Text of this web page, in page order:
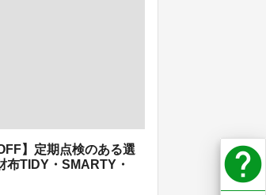
】定期点検のある選
布TIDY・SMARTY・
help